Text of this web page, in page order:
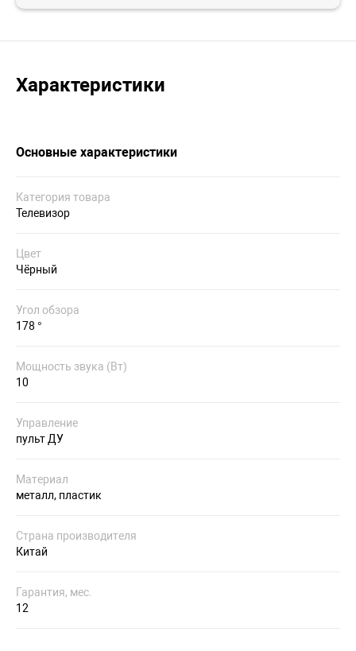
Характеристики
Основные характеристики
Категория товара
Телевизор
Цвет
Чёрный
Угол обзора
178 °
Мощность звука (Вт)
10
Управление
пульт ДУ
Материал
металл, пластик
Страна производителя
Китай
Гарантия, мес.
12